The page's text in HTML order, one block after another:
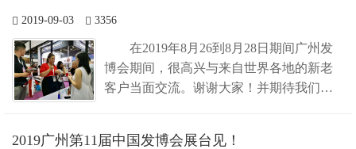
2019-09-03 3356
在2019年8月26到8月28日期间广州发
博会期间，很高兴与来自世界各地的新老
客户当面交流。谢谢大家！并期待我们以
2019广州第11届中国发博会展台见！